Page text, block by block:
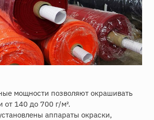
мощности позволяют окрашивать
от 140 до 700 г/м².
аппараты окраски,